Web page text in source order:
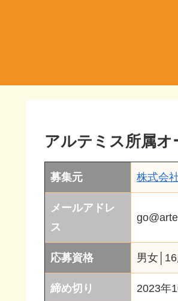
アルテミス所属オ
募集元 株式会
メールアドレ
ス
応募資格 男女
締め切り 2023年